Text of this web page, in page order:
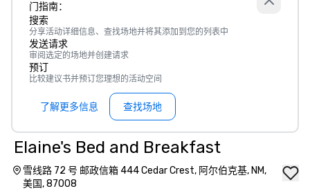
门指南：
搜索
分享活动详细信息、查找场地并将其添加到您的列表中
发送请求
审阅选定的场地并创建请求
预订
比较建议书并预订您理想的活动空间
了解更多信息 查找场地
Elaine's Bed and Breakfast
雪线路 72 号 邮政信箱 444 Cedar Crest, 阿尔伯克基, NM,
美国, 87008